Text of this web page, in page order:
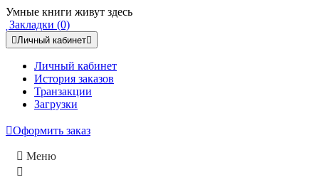
Умные книги живут здесь
Закладки (0)
Личный кабинет
Личный кабинет
История заказов
Транзакции
Загрузки
Оформить заказ
Меню